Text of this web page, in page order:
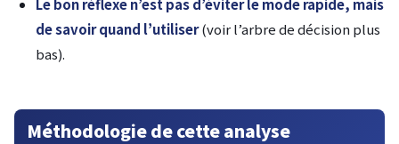
Le bon réflexe n’est pas d’éviter le mode rapide, mais
de savoir quand l’utiliser(voir l’arbre de décision plus
bas).
Méthodologie de cette analyse